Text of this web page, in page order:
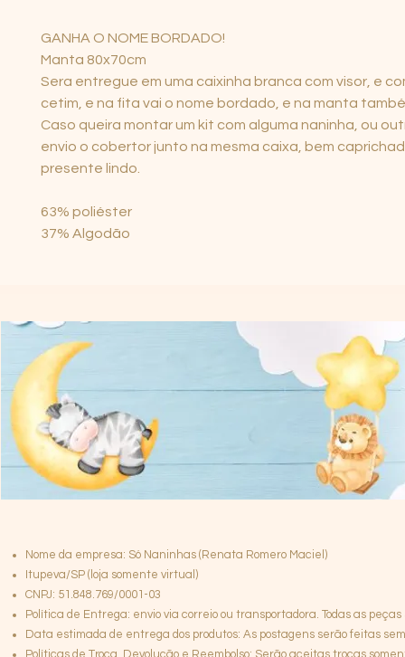
GANHA O NOME BORDADO!
Manta 80x70cm
Sera entregue em uma caixinha branca com visor, e
cetim, e na fita vai o nome bordado, e na manta
Caso queira montar um kit com alguma naninha, ou
envio o cobertor junto na mesma caixa, bem
presente lindo.
63% poliéster
37% Algodão
Nome da empresa: Só Naninhas (Renata Romero Maciel)
Itupeva/SP (loja somente virtual)
CNPJ: 51.848.769/0001-03
Política de Entrega: envio via correio ou transportadora. Todas as
Data estimada de entrega dos produtos: As postagens serão feitas
Políticas de Troca, Devolução e Reembolso: Serão aceitas trocas